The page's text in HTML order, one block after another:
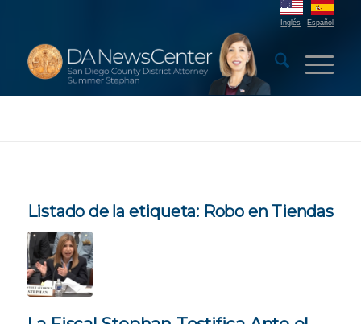
Inglés Español
Listado de la etiqueta: Robo en Tiendas